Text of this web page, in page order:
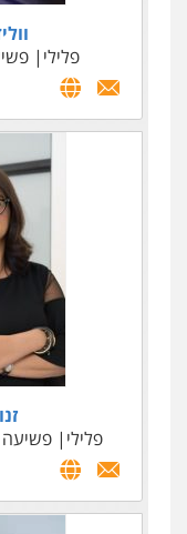
פלילי
פלילי
עורכי דין